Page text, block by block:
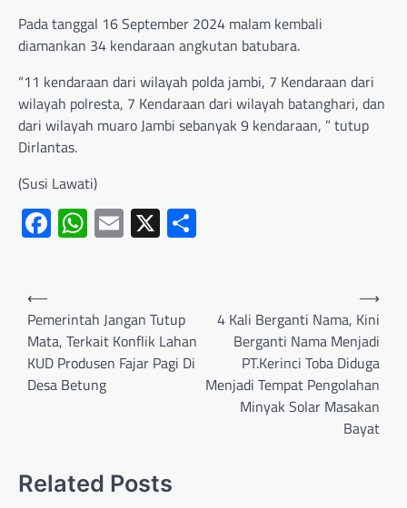
Pada tanggal 16 September 2024 malam kembali
diamankan 34 kendaraan angkutan batubara.
“11 kendaraan dari wilayah polda jambi, 7 Kendaraan dari
wilayah polresta, 7 Kendaraan dari wilayah batanghari, dan
dari wilayah muaro Jambi sebanyak 9 kendaraan, ” tutup
Dirlantas.
(Susi Lawati)
Facebook
WhatsApp
Email
X
⟵
Pemerintah Jangan Tutup
Mata, Terkait Konflik Lahan
KUD Produsen Fajar Pagi Di
Desa Betung
4 Kali Berganti Nama, Kini
Berganti Nama Menjadi
PT.Kerinci Toba Diduga
Menjadi Tempat Pengolahan
Minyak Solar Masakan
Bayat
⟶
Related Posts